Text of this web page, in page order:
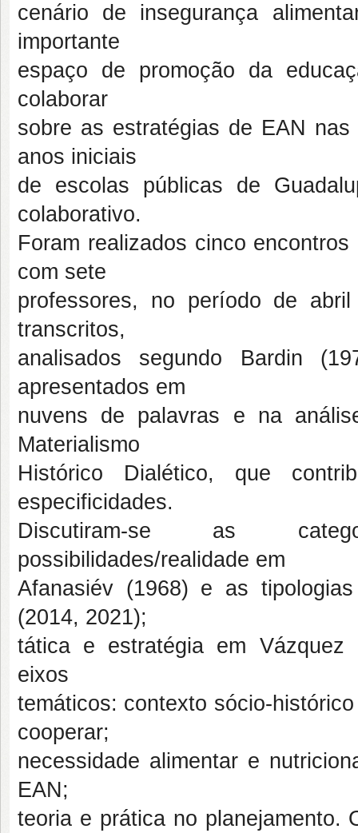
cenário de insegurança
importante
espaço de promoção da
colaborar
sobre as estratégias de EAN
anos iniciais
de escolas públicas de
colaborativo.
Foram realizados cinco
com sete
professores, no período de
transcritos,
analisados segundo Bardin
apresentados em
nuvens de palavras e na
Materialismo
Histórico Dialético, que
especificidades.
Discutiram-se as
possibilidades/realidade em
Afanasiév (1968) e as
(2014, 2021);
tática e estratégia em Vázquez
eixos
temáticos: contexto sócio-
cooperar;
necessidade alimentar e
EAN;
teoria e prática no planejamento.